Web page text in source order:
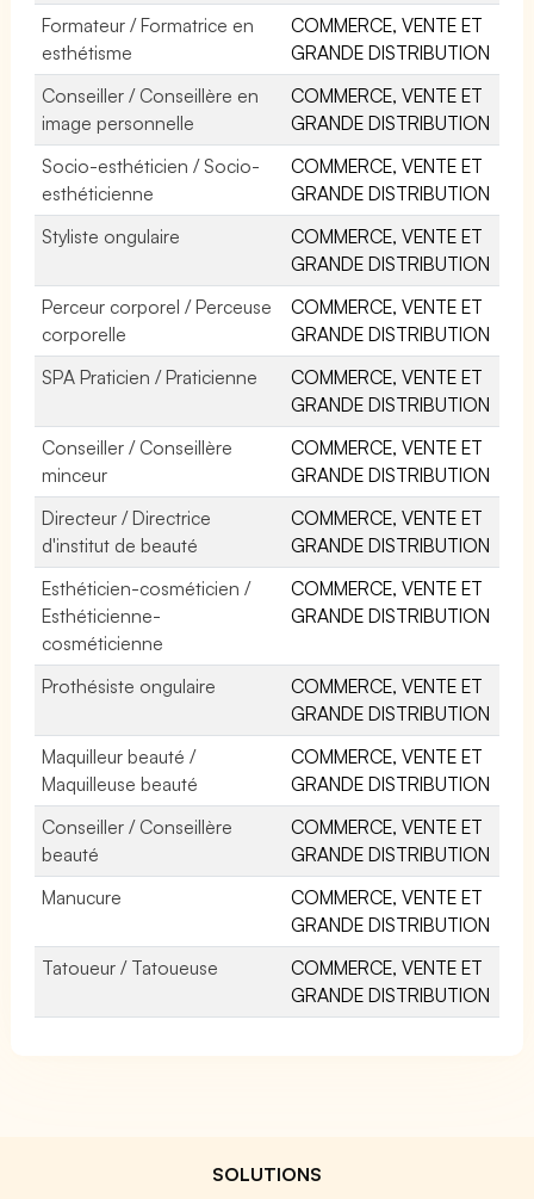
Formateur / Formatrice en
esthétisme
COMMERCE, VENTE ET
GRANDE DISTRIBUTION
Conseiller / Conseillère en
image personnelle
COMMERCE, VENTE ET
GRANDE DISTRIBUTION
Socio-esthéticien / Socio-
esthéticienne
COMMERCE, VENTE ET
GRANDE DISTRIBUTION
Styliste ongulaire
COMMERCE, VENTE ET
GRANDE DISTRIBUTION
Perceur corporel / Perceuse
corporelle
COMMERCE, VENTE ET
GRANDE DISTRIBUTION
SPA Praticien / Praticienne
COMMERCE, VENTE ET
GRANDE DISTRIBUTION
Conseiller / Conseillère
minceur
COMMERCE, VENTE ET
GRANDE DISTRIBUTION
Directeur / Directrice
d'institut de beauté
COMMERCE, VENTE ET
GRANDE DISTRIBUTION
Esthéticien-cosméticien /
Esthéticienne-
cosméticienne
COMMERCE, VENTE ET
GRANDE DISTRIBUTION
Prothésiste ongulaire
COMMERCE, VENTE ET
GRANDE DISTRIBUTION
Maquilleur beauté /
Maquilleuse beauté
COMMERCE, VENTE ET
GRANDE DISTRIBUTION
Conseiller / Conseillère
beauté
COMMERCE, VENTE ET
GRANDE DISTRIBUTION
Manucure
COMMERCE, VENTE ET
GRANDE DISTRIBUTION
Tatoueur / Tatoueuse
COMMERCE, VENTE ET
GRANDE DISTRIBUTION
SOLUTIONS